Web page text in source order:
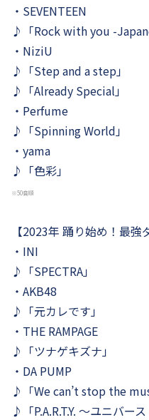
・SEVENTEEN
♪「Rock with you -
・NiziU
♪「Step and a step」
♪「Already Special」
・Perfume
♪「Spinning World」
・yama
♪「色彩」
※50音順
【2023年 踊り始め！最強
・INI
♪「SPECTRA」
・AKB48
♪「元カレです」
・THE RAMPAGE
♪「ツナゲキズナ」
・DA PUMP
♪「We can’t stop the
♪「P.A.R.T.Y. ～ユニバー